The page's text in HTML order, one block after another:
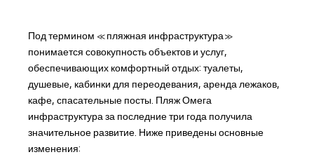
Под термином «пляжная инфраструктура»
понимается совокупность объектов и услуг,
обеспечивающих комфортный отдых: туалеты,
душевые, кабинки для переодевания, аренда лежаков,
кафе, спасательные посты. Пляж Омега
инфраструктура за последние три года получила
значительное развитие. Ниже приведены основные
изменения: